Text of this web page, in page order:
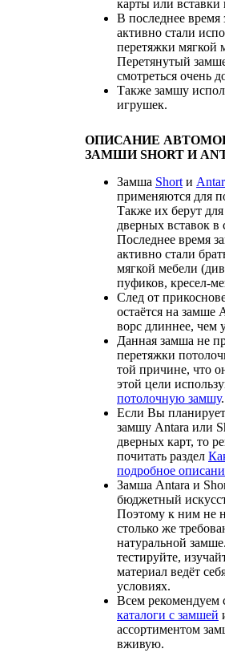
карты или вставки
В последнее время
активно стали
перетяжки мягкой
Перетянутый
смотреться очень
Также замшу
игрушек.
ОПИСАНИЕ
ЗАМШИ SHORT И
Замша Short и
применяются для
Также их берут
дверных вставок в
Последнее время
активно стали
мягкой мебели
пуфиков, кресел-
След от
остаётся на замше
ворс длиннее, чем
Данная замша не
перетяжки
той причине, что
этой цели
потолочную замшу.
Если Вы
замшу Antara или
дверных карт, то
почитать раздел
подробное
Замша Antara и
бюджетный
Поэтому к ним не
столько же
натуральной
тестируйте,
материал ведёт
условиях.
Всем рекомендуем
каталоги с замшей
ассортиментом
вживую.